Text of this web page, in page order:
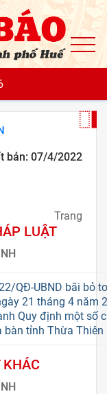
bản: 07/4/2022
Trang
LUẬT
QĐ-UBND bãi bỏ
21 tháng 4 năm
Quy định một số
tỉnh Thừa Thiên
KHÁC